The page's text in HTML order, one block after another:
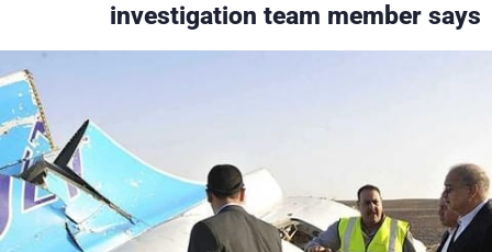
investigation team member says
إقتصاد
البرامج